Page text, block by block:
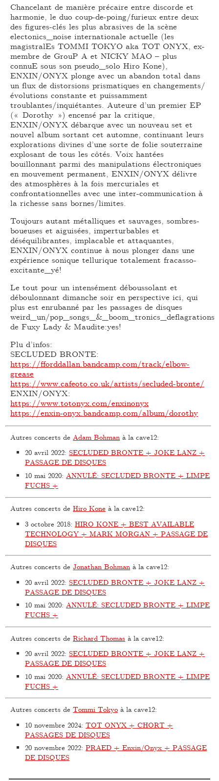
Chancelant de manière précaire entre discorde et
harmonie, le duo coup-de-poing/furieux entre deux
des figures-clés les plus abrasives de la scène
electonics_noise internationale actuelle (les
magistralEs TOMMI TOKYO aka TOT ONYX, ex-
membre de GrouP A et NICKY MAO – plus
connuE sous son pseudo_solo Hiro Kone),
ENXIN/ONYX plonge avec un abandon total dans
un flux de distorsions prismatiques en changements/
évolutions constante et puissamment
troublantes/inquiétantes. Auteure d’un premier EP
(« Dorothy ») encensé par la critique,
ENXIN/ONYX débarque avec un nouveau set et
nouvel album sortant cet automne, continuant leurs
explorations divines d’une sorte de folie souterraine
explosant de tous les côtés. Voix hantées
bouillonnant parmi des manipulations électroniques
en mouvement permanent, ENXIN/ONYX délivre
des atmosphères à la fois mercuriales et
confrontationnelles avec une inter-communication à
la richesse sans bornes/limites.
Toujours autant métalliques et sauvages, sombres-
boueuses et aiguisées, imperturbables et
déséquilibrantes, implacable et attaquantes,
ENXIN/ONYX continue à nous plonger dans une
expérience sonique tellurique totalement fracasso-
excitante_yé!
Le tout pour un intensément déboussolant et
déboulonnant dimanche soir en perspective ici, qui
plus est enrubanné par les passages de disques
weird_un/pop_songs_&_boom_tronics_deflagrations
de Fuxy Lady & Maudite:yes!
Plu d’infos:
SECLUDED BRONTE:
https://fforddallan.bandcamp.com/track/elbow-
grease
https://www.cafeoto.co.uk/artists/secluded-bronte/
ENXIN/ONYX:
https://www.totonyx.com/enxinonyx
https://enxin-onyx.bandcamp.com/album/dorothy
Autres concerts de Adam Bohman à la cave12:
20 avril 2022:SECLUDED BRONTE + JOKE LANZ +
PASSAGE DE DISQUES
10 mai 2020:ANNULÉ: SECLUDED BRONTE + LIMPE
FUCHS +
Autres concerts deHiro Kone à la cave12:
3 octobre 2018:HIRO KONE + BEST AVAILABLE
TECHNOLOGY + MARK MORGAN + PASSAGE DE
DISQUES
Autres concerts deJonathan Bohman à la cave12:
20 avril 2022:SECLUDED BRONTE + JOKE LANZ +
PASSAGE DE DISQUES
10 mai 2020:ANNULÉ: SECLUDED BRONTE + LIMPE
FUCHS +
Autres concerts deRichard Thomas à la cave12:
20 avril 2022:SECLUDED BRONTE + JOKE LANZ +
PASSAGE DE DISQUES
10 mai 2020:ANNULÉ: SECLUDED BRONTE + LIMPE
FUCHS +
Autres concerts deTommi Tokyo à la cave12:
10 novembre 2024:TOT ONYX + CHORT +
PASSAGES DE DISQUES
20 novembre 2022:PRAED + Enxin/Onyx + PASSAGE
DE DISQUES